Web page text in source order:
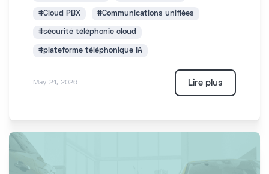
#Cloud PBX #Communications unifiées
#sécurité téléphonie cloud
#plateforme téléphonique IA
May 21, 2026 Lire plus